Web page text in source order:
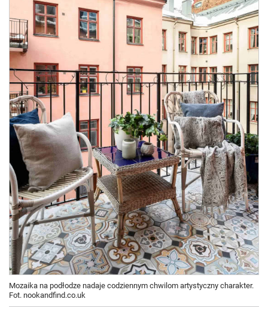
Mozaika na podłodze nadaje codziennym chwilom artystyczny charakter.
Fot. nookandfind.co.uk